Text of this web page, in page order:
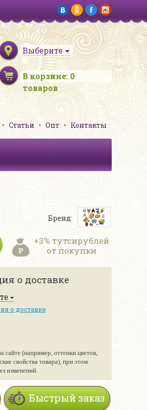
Выберите
В корзине: 0
товаров
Статьи Опт Контакты
Бренд:
+3% тутсирублей
от покупки
о доставке
о доставке
сайте (например, оттенки цветов,
свойства товара), при этом
изменений.
Быстрый заказ